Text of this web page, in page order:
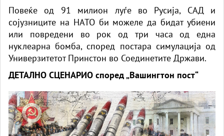
Повеќе од 91 милион луѓе во Русија, САД и
сојузниците на НАТО би можеле да бидат убиени
или повредени во рок од три часа од една
нуклеарна бомба, според постара симулација од
Универзитетот Принстон во Соединетите Држави.
ДЕТАЛНО СЦЕНАРИО според „Вашингтон пост“